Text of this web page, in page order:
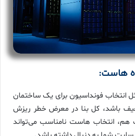
هاست:
انتخاب فونداسیون برای یک ساختمان
باشد، کل بنا در معرض خطر ریزش
هم، انتخاب هاست نامناسب می‌تواند